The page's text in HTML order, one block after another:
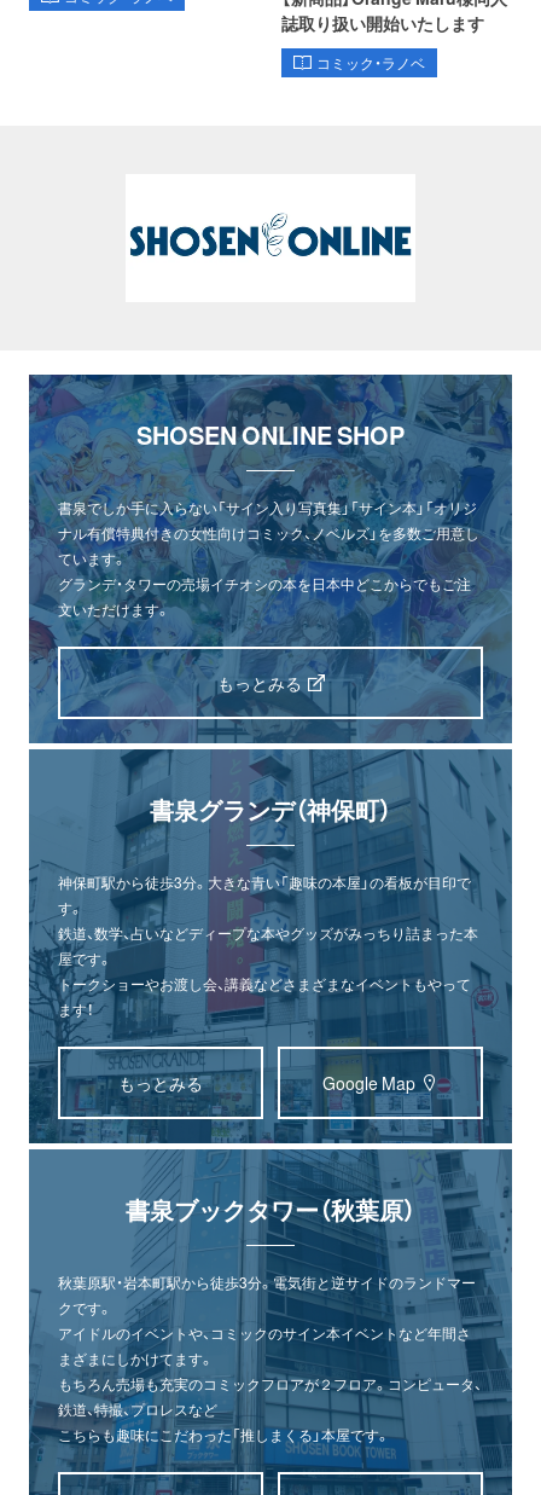
誌取り扱い開始いたします
コミック・ラノベ
SHOSEN ONLINE SHOP
書泉でしか手に入らない「サイン入り写真集」「サイン本」「オリジ
ナル有償特典付きの女性向けコミック、ノベルズ」を多数ご用意し
ています。
グランデ・タワーの売場イチオシの本を日本中どこからでもご注
文いただけます。
もっとみる
書泉グランデ（神保町）
神保町駅から徒歩3分。大きな青い「趣味の本屋」の看板が目印で
す。
鉄道、数学、占いなどディープな本やグッズがみっちり詰まった本
屋です。
トークショーやお渡し会、講義などさまざまなイベントもやって
ます！
もっとみる Google Map
書泉ブックタワー（秋葉原）
秋葉原駅・岩本町駅から徒歩3分。電気街と逆サイドのランドマー
クです。
アイドルのイベントや、コミックのサイン本イベントなど年間さ
まざまにしかけてます。
もちろん売場も充実のコミックフロアが２フロア。コンピュータ、
鉄道、特撮、プロレスなど
こちらも趣味にこだわった「推しまくる」本屋です。
オンライン
ショップ
書泉グランデ
（神保町）
書泉ブックタワー
（秋葉原）